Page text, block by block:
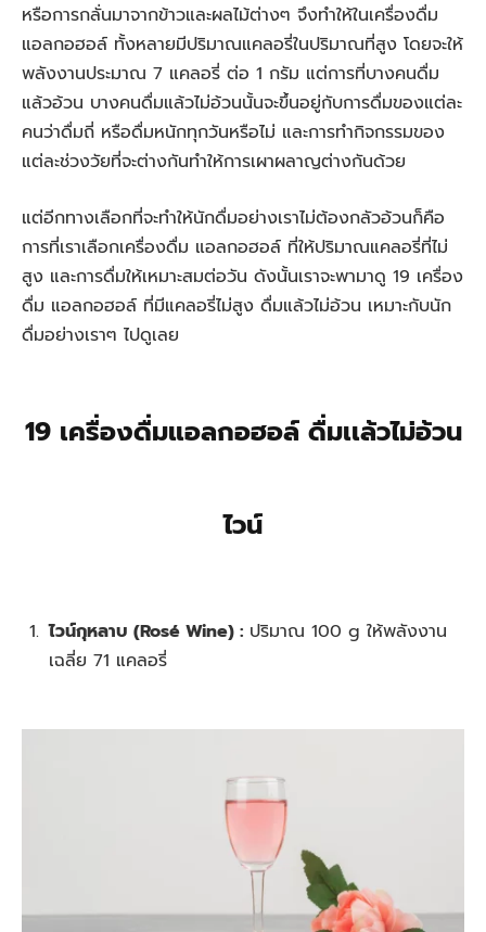
หรือการกลั่นมาจากข้าวและผลไม้ต่างๆ จึงทำให้ในเครื่องดื่ม
แอลกอฮอล์ ทั้งหลายมีปริมาณแคลอรี่ในปริมาณที่สูง โดยจะให้
พลังงานประมาณ 7 แคลอรี่ ต่อ 1 กรัม แต่การที่บางคนดื่ม
แล้วอ้วน บางคนดื่มแล้วไม่อ้วนนั้นจะขึ้นอยู่กับการดื่มของแต่ละ
คนว่าดื่มถี่ หรือดื่มหนักทุกวันหรือไม่ และการทำกิจกรรมของ
แต่ละช่วงวัยที่จะต่างกันทำให้การเผาผลาญต่างกันด้วย
แต่อีกทางเลือกที่จะทำให้นักดื่มอย่างเราไม่ต้องกลัวอ้วนก็คือ
การที่เราเลือกเครื่องดื่ม แอลกอฮอล์ ที่ให้ปริมาณแคลอรี่ที่ไม่
สูง และการดื่มให้เหมาะสมต่อวัน ดังนั้นเราจะพามาดู 19 เครื่อง
ดื่ม แอลกอฮอล์ ที่มีแคลอรี่ไม่สูง ดื่มแล้วไม่อ้วน เหมาะกับนัก
ดื่มอย่างเราๆ ไปดูเลย
19 เครื่องดื่มแอลกอฮอล์ ดื่มเเล้วไม่อ้วน
ไวน์
ไวน์กุหลาบ (Rosé Wine) : ปริมาณ 100 g ให้พลังงาน
เฉลี่ย 71 แคลอรี่